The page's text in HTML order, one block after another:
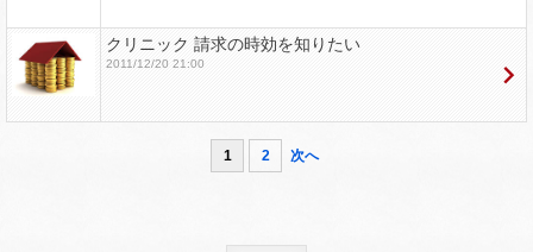
クリニック 請求の時効を知りたい
2011/12/20 21:00
1 2 次へ